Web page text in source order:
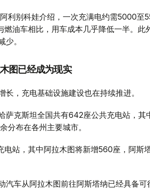
利别科娃介绍，一次充满电约需5000
油车相比，用车成本几乎降低一半。此
。
图已经成为现实
长，充电基础设施建设也在持续推进。
萨克斯坦全国共有642座公共充电站，
分布在各州主要城市。
电站，其中阿拉木图将新增560座，阿斯
汽车从阿拉木图前往阿斯塔纳已经具备